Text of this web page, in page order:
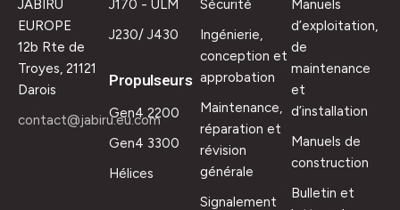
JABIRU
EUROPE
12b Rte de
Troyes, 21121
Darois
contact@jabiru.eu.com
J170 - ULM
J230/ J430
Propulseurs
Gen4 2200
Gen4 3300
Hélices
Sécurité
Ingénierie,
conception et
approbation
Maintenance,
réparation et
révision
générale
Signalement
Manuels
d’exploitation,
de
maintenance
et
d’installation
Manuels de
construction
Bulletin et